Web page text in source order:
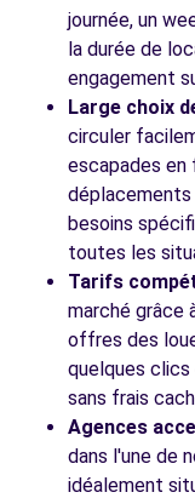
journée, un
la durée de
engagement
Large choix
circuler
escapades en
déplacements
besoins
toutes les
Tarifs
marché grâce
offres des
quelques
sans frais
Agences
dans l'une de
idéalement